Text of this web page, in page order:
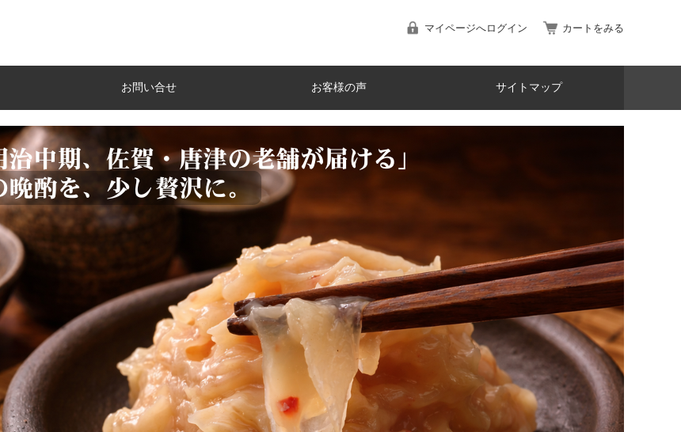
マイページへログイン カートをみる
お問い合せ お客様の声 サイトマップ